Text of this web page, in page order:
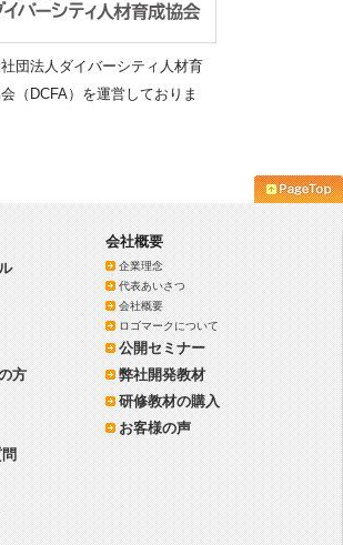
団法人ダイバーシティ人材育
（DCFA）を運営しておりま
会社概要
企業理念
代表あいさつ
会社概要
ロゴマークについて
方
公開セミナー
弊社開発教材
研修教材の購入
お客様の声